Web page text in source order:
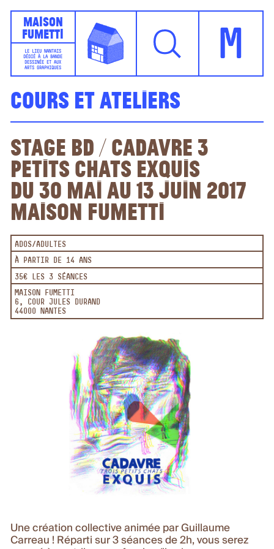
Maison
Fumetti
LE LIEU NANTAIS
DÉDIÉ À LA BANDE
DESSINÉE ET AUX
ARTS GRAPHIQUES
M
Cours et ateliers
Stage BD / Cadavre 3
petits chats exquis
Du 30 mai au 13 juin 2017
Maison Fumetti
ADOS/ADULTES
À PARTIR DE 14 ANS
35€ LES 3 SÉANCES
MAISON FUMETTI
6, COUR JULES DURAND
44000 NANTES
Une création collective animée par Guillaume
Carreau ! Réparti sur 3 séances de 2h, vous serez